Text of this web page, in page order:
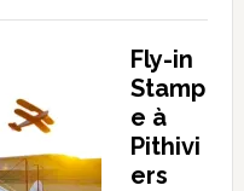
Fly-in
Stamp
e à
Pithivi
ers